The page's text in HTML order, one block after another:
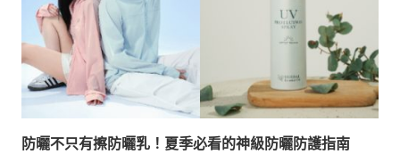
防曬不只有擦防曬乳！夏季必看的神級防曬防護指南